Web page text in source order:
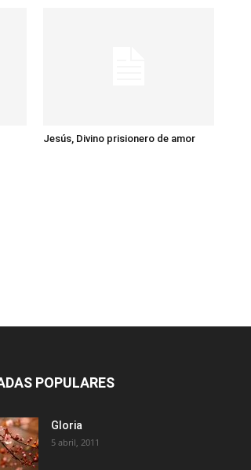
Jesús, Divino prisionero de amor
POPULARES
Gloria
5 abril, 2011